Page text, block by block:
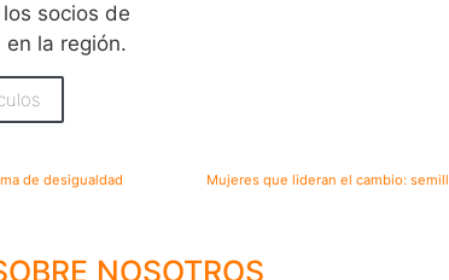
socios de
en la región.
de desigualdad
NOSOTROS